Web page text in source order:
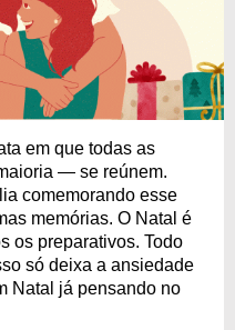
em que todas as
— se reúnem.
comemorando esse
memórias. O Natal é
os preparativos. Todo
só deixa a ansiedade
Natal já pensando no